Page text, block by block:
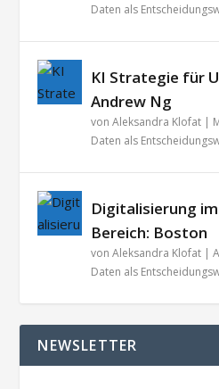
Daten als
KI Strategie für
Andrew Ng
vonAleksandra Klofat |
Daten als
Digitalisierung
Bereich: Boston
vonAleksandra Klofat |
Daten als
NEWSLETTER